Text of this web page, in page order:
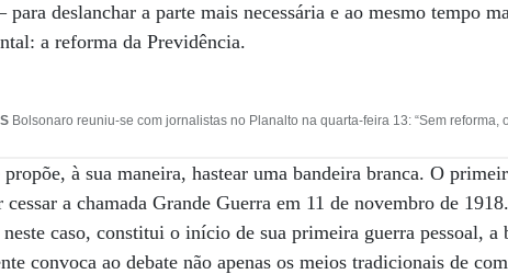
deslanchar a parte mais necessária e ao mesmo tempo
a reforma da Previdência.
Bolsonaro reuniu-se com jornalistas no Planalto na quarta-feira 13: “Sem reforma,
à sua maneira, hastear uma bandeira branca. O
a chamada Grande Guerra em 11 de novembro de
caso, constitui o início de sua primeira guerra pessoal, a
convoca ao debate não apenas os meios tradicionais de